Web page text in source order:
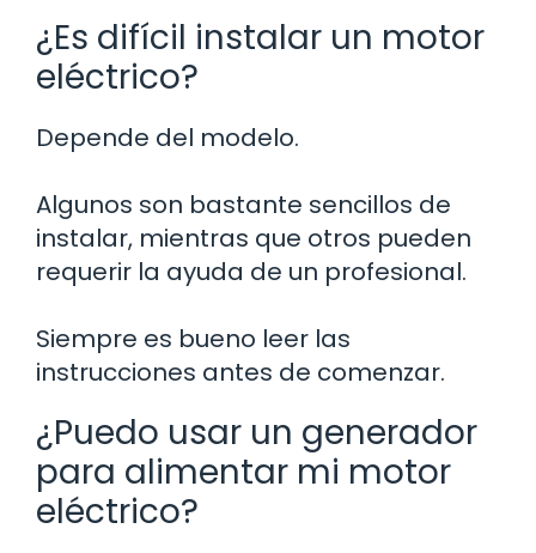
¿Es difícil instalar un motor
eléctrico?
Depende del modelo.
Algunos son bastante sencillos de
instalar, mientras que otros pueden
requerir la ayuda de un profesional.
Siempre es bueno leer las
instrucciones antes de comenzar.
¿Puedo usar un generador
para alimentar mi motor
eléctrico?